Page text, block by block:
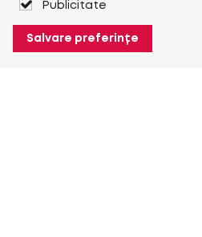
Publicitate
Salvare preferințe